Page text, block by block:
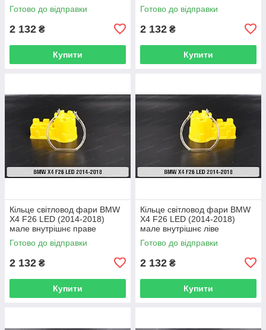
Готово до відправки
2 132 ₴
Купити
Готово до відправки
2 132 ₴
Купити
Кільце світловод фари BMW
X4 F26 LED (2014-2018)
мале внутрішнє праве
Готово до відправки
2 132 ₴
Купити
Кільце світловод фари BMW
X4 F26 LED (2014-2018)
мале внутрішнє ліве
Готово до відправки
2 132 ₴
Купити